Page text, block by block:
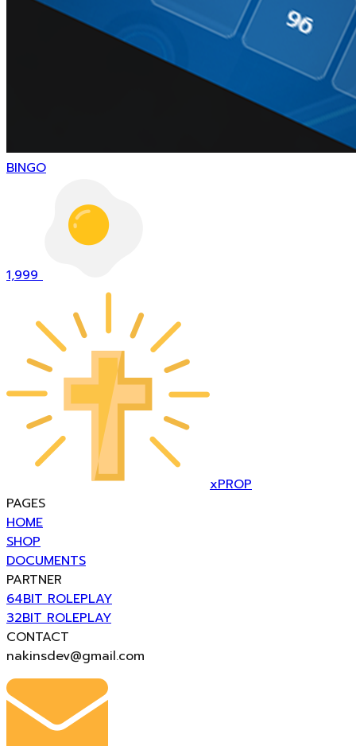
BINGO
1,999
xPROP
PAGES
HOME
SHOP
DOCUMENTS
PARTNER
64BIT ROLEPLAY
32BIT ROLEPLAY
CONTACT
nakinsdev@gmail.com